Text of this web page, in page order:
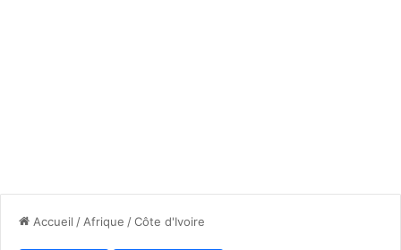
Accueil / Afrique /Côte d'Ivoire